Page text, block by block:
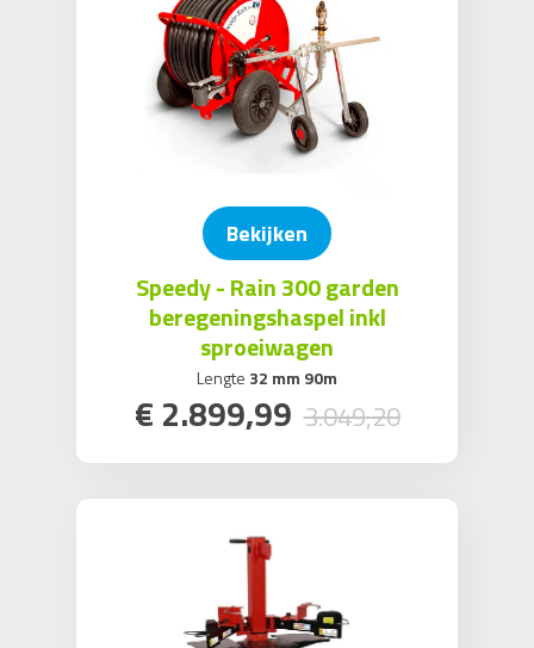
Bekijken
Speedy - Rain 300 garden
beregeningshaspel inkl
sproeiwagen
Lengte 32 mm 90m
€ 2.899,99 3.049,20